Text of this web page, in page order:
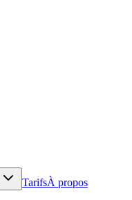
TarifsÀ propos